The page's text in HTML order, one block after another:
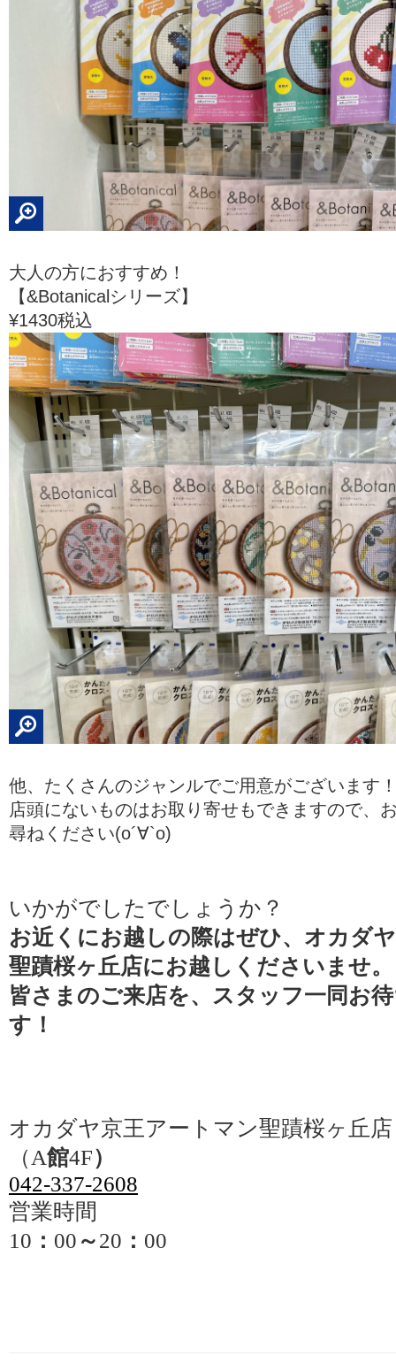
大人の方におすすめ！
【&Botanicalシリーズ】
¥1430税込
他、たくさんのジャンルでご用意がございます
店頭にないものはお取り寄せもできますので、
尋ねください(о´∀`о)
いかがでしたでしょうか？
お近くにお越しの際はぜひ、オカダ
聖蹟桜ヶ丘店にお越しくださいませ。
皆さまのご来店を、スタッフ一同お
す！
オカダヤ京王アートマン聖蹟桜ヶ丘店
（A館4F）
042-337-2608
営業時間
10 ： 00 ～20 ： 00